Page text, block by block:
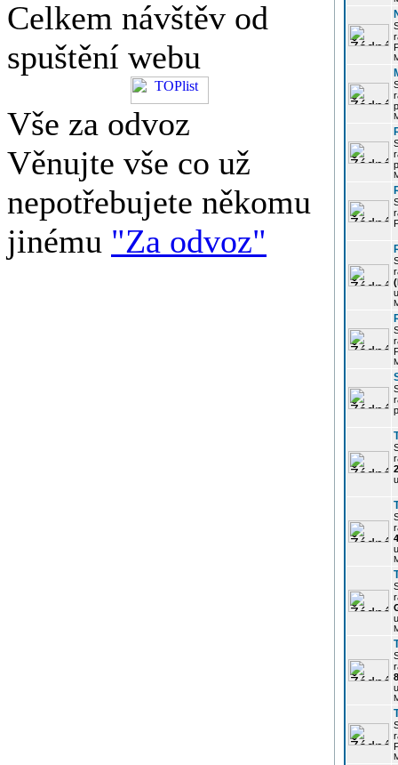
Celkem návštěv od
spuštění webu
Vše za odvoz
Věnujte vše co už
nepotřebujete někomu
jinému "Za odvoz"